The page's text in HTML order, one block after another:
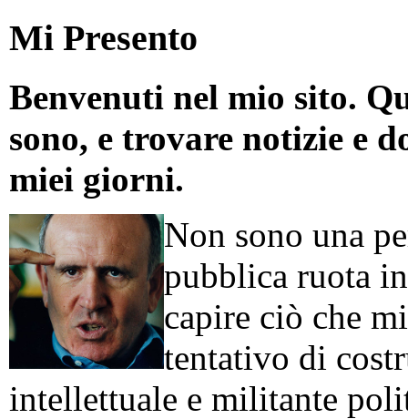
Mi Presento
Benvenuti nel mio sito.
sono, e trovare notizie e
miei giorni.
Non sono una
pubblica ruota
capire ciò che
tentativo di
intellettuale e militante